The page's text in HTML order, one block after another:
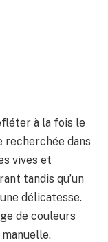
à la fois le
recherchée dans
vives et
tandis qu’un
délicatesse.
de couleurs